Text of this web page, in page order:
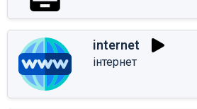
internet
інтернет